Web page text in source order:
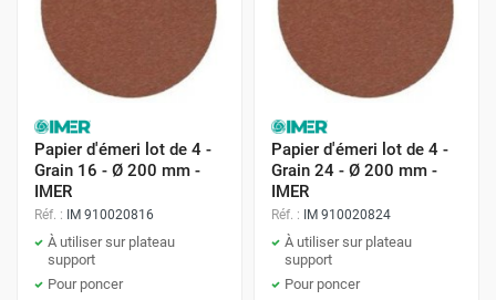
Papier d'émeri lot de 4 -
Grain 16 - Ø 200 mm -
IMER
Réf. : IM 910020816
À utiliser sur plateau
support
Pour poncer
Papier d'émeri lot de 4 -
Grain 24 - Ø 200 mm -
IMER
Réf. : IM 910020824
À utiliser sur plateau
support
Pour poncer